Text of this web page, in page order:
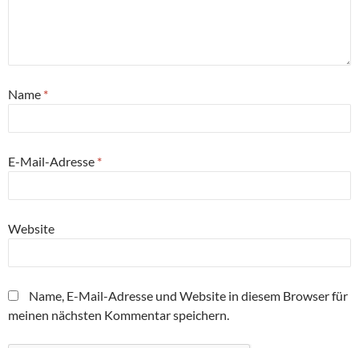
Name *
E-Mail-Adresse *
Website
Name, E-Mail-Adresse und Website in diesem Browser für
meinen nächsten Kommentar speichern.